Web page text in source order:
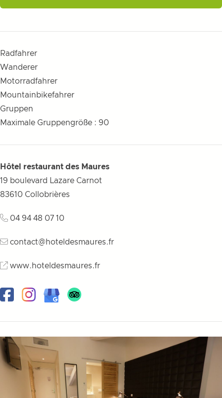
Radfahrer
Wanderer
Motorradfahrer
Mountainbikefahrer
Gruppen
Maximale Gruppengröße : 90
Hôtel restaurant des Maures
19 boulevard Lazare Carnot
83610 Collobrières
04 94 48 07 10
contact@hoteldesmaures.fr
www.hoteldesmaures.fr
FacebookInstagram